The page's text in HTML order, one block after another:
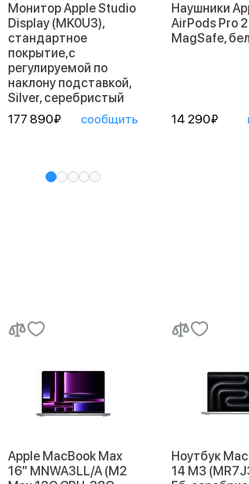
Монитор Apple Studio
Display (MK0U3),
стандартное
покрытие,с
регулируемой по
наклону подставкой,
Silver, серебристый
177 890₽
сообщить
Наушники
AirPods Pro 2
MagSafe,
14 290₽
Apple MacBook Max
16" MNWA3LL/A (M2
Ноутбук
14 M3